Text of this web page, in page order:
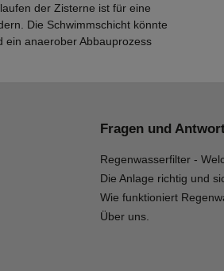
der Zisterne ist für eine
Die Schwimmschicht könnte
ein anaerober Abbauprozess
Fragen und
Regenwasserfilter -
Die Anlage richtig und
Wie funktioniert
Über uns.